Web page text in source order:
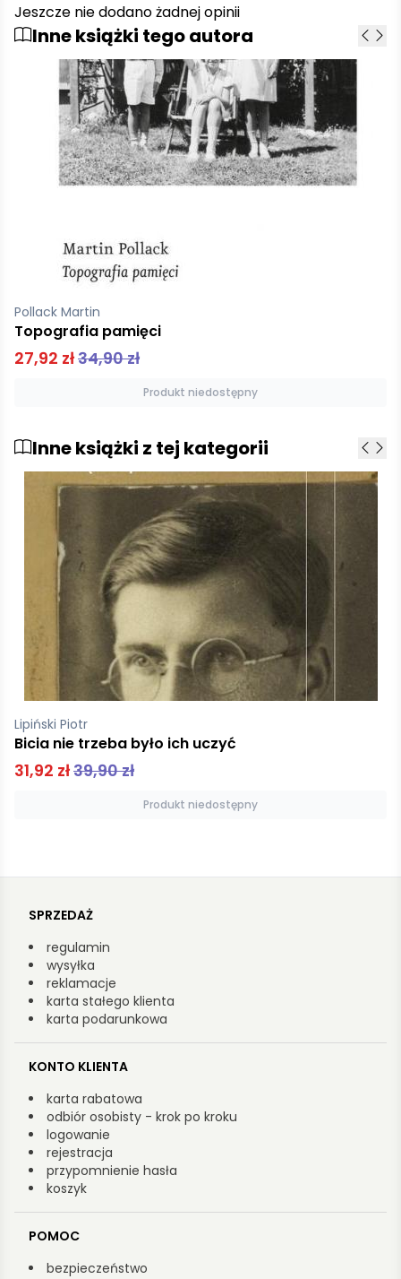
Jeszcze nie dodano żadnej opinii
Inne książki tego autora
Pollack Martin
Topografia pamięci
27,92 zł34,90 zł
Produkt niedostępny
Inne książki z tej kategorii
Lipiński Piotr
Bicia nie trzeba było ich uczyć
31,92 zł39,90 zł
Produkt niedostępny
SPRZEDAŻ
regulamin
wysyłka
reklamacje
karta stałego klienta
karta podarunkowa
KONTO KLIENTA
karta rabatowa
odbiór osobisty - krok po kroku
logowanie
rejestracja
przypomnienie hasła
koszyk
POMOC
bezpieczeństwo